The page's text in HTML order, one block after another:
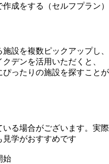
成をする（セルフプラン）
設を複数ピックアップし、
デンを活用いただくと、
ったりの施設を探すことが
る場合がございます。実際
学がおすすめです
始